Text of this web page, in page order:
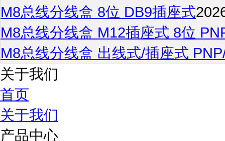
M8总线分线盒 8位 DB9插座式
M8总线分线盒 M12插座式 8位
M8总线分线盒 出线式/插座式
关于我们
首页
关于我们
产品中心